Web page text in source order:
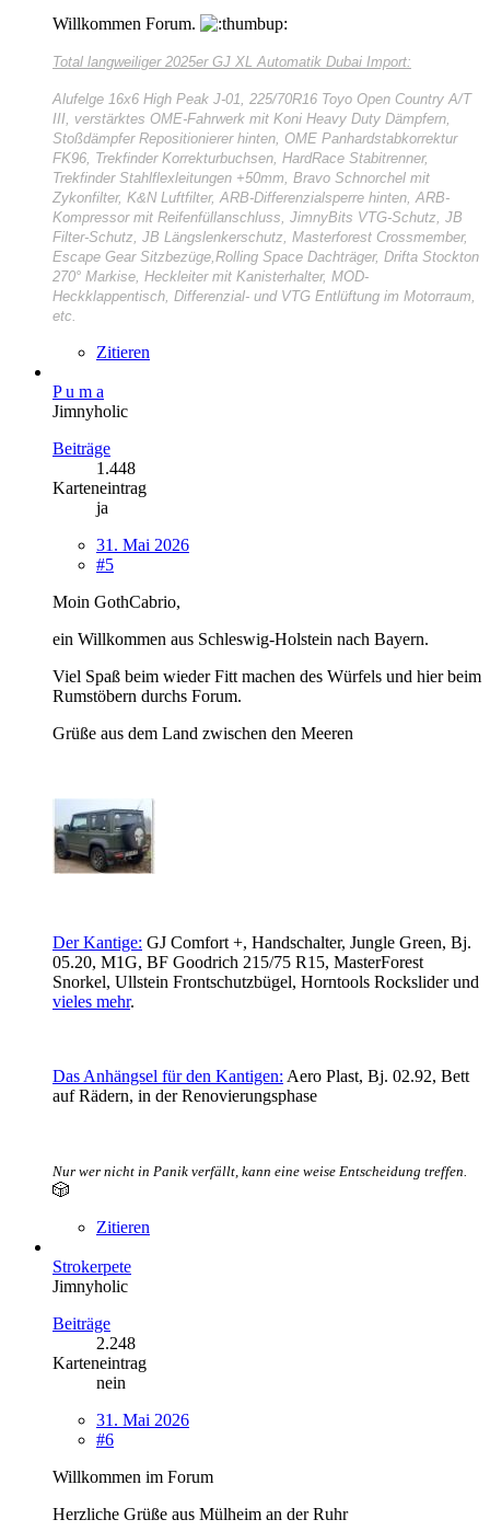
Willkommen Forum.
Total langweiliger 2025er GJ XL Automatik Dubai Import:
Alufelge 16x6 High Peak J-01, 225/70R16 Toyo Open Country A/T
III, verstärktes OME-Fahrwerk mit Koni Heavy Duty Dämpfern,
Stoßdämpfer Repositionierer hinten, OME Panhardstabkorrektur
FK96, Trekfinder Korrekturbuchsen, HardRace Stabitrenner,
Trekfinder Stahlflexleitungen +50mm, Bravo Schnorchel mit
Zykonfilter, K&N Luftfilter, ARB-Differenzialsperre hinten, ARB-
Kompressor mit Reifenfüllanschluss, JimnyBits VTG-Schutz, JB
Filter-Schutz, JB Längslenkerschutz, Masterforest Crossmember,
Escape Gear Sitzbezüge,Rolling Space Dachträger, Drifta Stockton
270° Markise, Heckleiter mit Kanisterhalter, MOD-
Heckklappentisch, Differenzial- und VTG Entlüftung im Motorraum,
etc.
Zitieren
P u m a
Jimnyholic
Beiträge
1.448
Karteneintrag
ja
31. Mai 2026
#5
Moin GothCabrio,
ein Willkommen aus Schleswig-Holstein nach Bayern.
Viel Spaß beim wieder Fitt machen des Würfels und hier beim
Rumstöbern durchs Forum.
Grüße aus dem Land zwischen den Meeren
Der Kantige: GJ Comfort +, Handschalter, Jungle Green, Bj.
05.20, M1G, BF Goodrich 215/75 R15, MasterForest
Snorkel, Ullstein Frontschutzbügel, Horntools Rockslider und
vieles mehr.
Das Anhängsel für den Kantigen: Aero Plast, Bj. 02.92, Bett
auf Rädern, in der Renovierungsphase
Nur wer nicht in Panik verfällt, kann eine weise Entscheidung treffen.
🎲
Zitieren
Strokerpete
Jimnyholic
Beiträge
2.248
Karteneintrag
nein
31. Mai 2026
#6
Willkommen im Forum
Herzliche Grüße aus Mülheim an der Ruhr